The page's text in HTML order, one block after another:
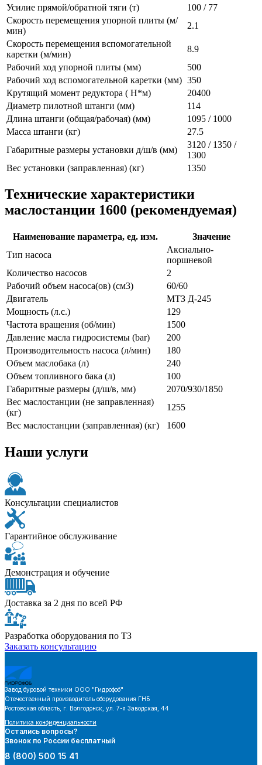
Усилие прямой/обратной тяги (т)
100 / 77
Скорость перемещения упорной плиты (м/
мин)
2.1
Скорость перемещения вспомогательной
каретки (м/мин)
8.9
Рабочий ход упорной плиты (мм)
500
Рабочий ход вспомогательной каретки (мм) 350
Крутящий момент редуктора ( Н*м)
20400
Диаметр пилотной штанги (мм)
114
Длина штанги (общая/рабочая) (мм)
1095 / 1000
Масса штанги (кг)
27.5
Габаритные размеры установки д/ш/в (мм)
3120 / 1350 /
1300
Вес установки (заправленная) (кг)
1350
Технические характеристики
маслостанции 1600 (рекомендуемая)
Наименование параметра, ед. изм.
Значение
Тип насоса
Аксиально-
поршневой
Количество насосов
2
Рабочий объем насоса(ов) (см3)
60/60
Двигатель
МТЗ Д-245
Мощность (л.с.)
129
Частота вращения (об/мин)
1500
Давление масла гидросистемы (bar)
200
Производительность насоса (л/мин)
180
Объем маслобака (л)
240
Объем топливного бака (л)
100
Габаритные размеры (д/ш/в, мм)
2070/930/1850
Вес маслостанции (не заправленная)
(кг)
1255
Вес маслостанции (заправленная) (кг)
1600
Наши услуги
Консультации специалистов
Гарантийное обслуживание
Демонстрация и обучение
Доставка за 2 дня по всей РФ
Разработка оборудования по ТЗ
Заказать консультацию
Завод буровой техники ООО "Гидрофоб"
Отечественный производитель оборудования ГНБ
Ростовская область, г. Волгодонск, ул. 7-я Заводская, 44
Политика конфиденциальности
Остались вопросы?
Звонок по России бесплатный
8 (800) 500 15 41